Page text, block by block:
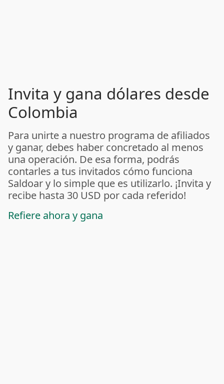
Invita y gana dólares desde
Colombia
Para unirte a nuestro programa de afiliados
y ganar, debes haber concretado al menos
una operación. De esa forma, podrás
contarles a tus invitados cómo funciona
Saldoar y lo simple que es utilizarlo. ¡Invita y
recibe hasta 30 USD por cada referido!
Refiere ahora y gana